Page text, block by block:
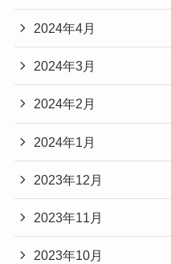
2024年4月
2024年3月
2024年2月
2024年1月
2023年12月
2023年11月
2023年10月